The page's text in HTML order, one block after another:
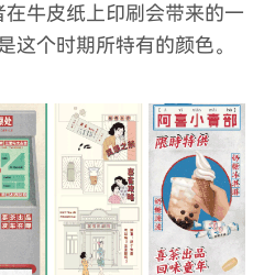
牛皮纸上印刷会带来的一
这个时期所特有的颜色。